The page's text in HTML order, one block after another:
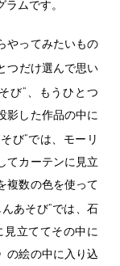
ムです。
やってみたいもの
つだけ選んで思い
び"、もうひとつ
影した作品の中に
び"では、モーリ
てカーテンに見立
複数の色を使って
あそび"では、石
見立ててその中に
の絵の中に入り込